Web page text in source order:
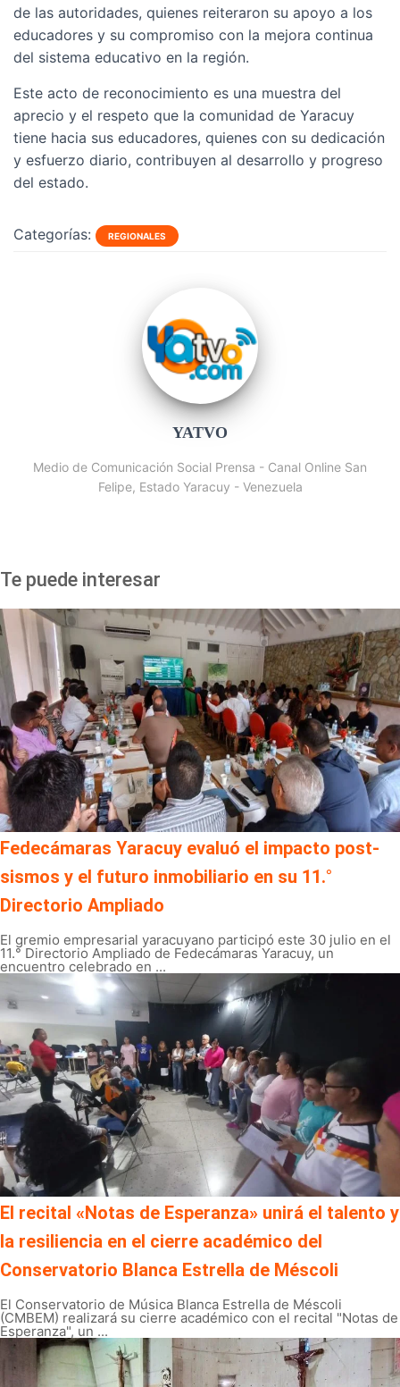
de las autoridades, quienes reiteraron su apoyo a los
educadores y su compromiso con la mejora continua
del sistema educativo en la región.
Este acto de reconocimiento es una muestra del
aprecio y el respeto que la comunidad de Yaracuy
tiene hacia sus educadores, quienes con su dedicación
y esfuerzo diario, contribuyen al desarrollo y progreso
del estado.
Categorías: REGIONALES
YATVO
Medio de Comunicación Social Prensa - Canal Online San
Felipe, Estado Yaracuy - Venezuela
Te puede interesar
Fedecámaras Yaracuy evaluó el impacto post-
sismos y el futuro inmobiliario en su 11.°
Directorio Ampliado
El gremio empresarial yaracuyano participó este 30 julio en el
11.° Directorio Ampliado de Fedecámaras Yaracuy, un
encuentro celebrado en ...
El recital «Notas de Esperanza» unirá el talento y
la resiliencia en el cierre académico del
Conservatorio Blanca Estrella de Méscoli
El Conservatorio de Música Blanca Estrella de Méscoli
(CMBEM) realizará su cierre académico con el recital "Notas de
Esperanza", un ...